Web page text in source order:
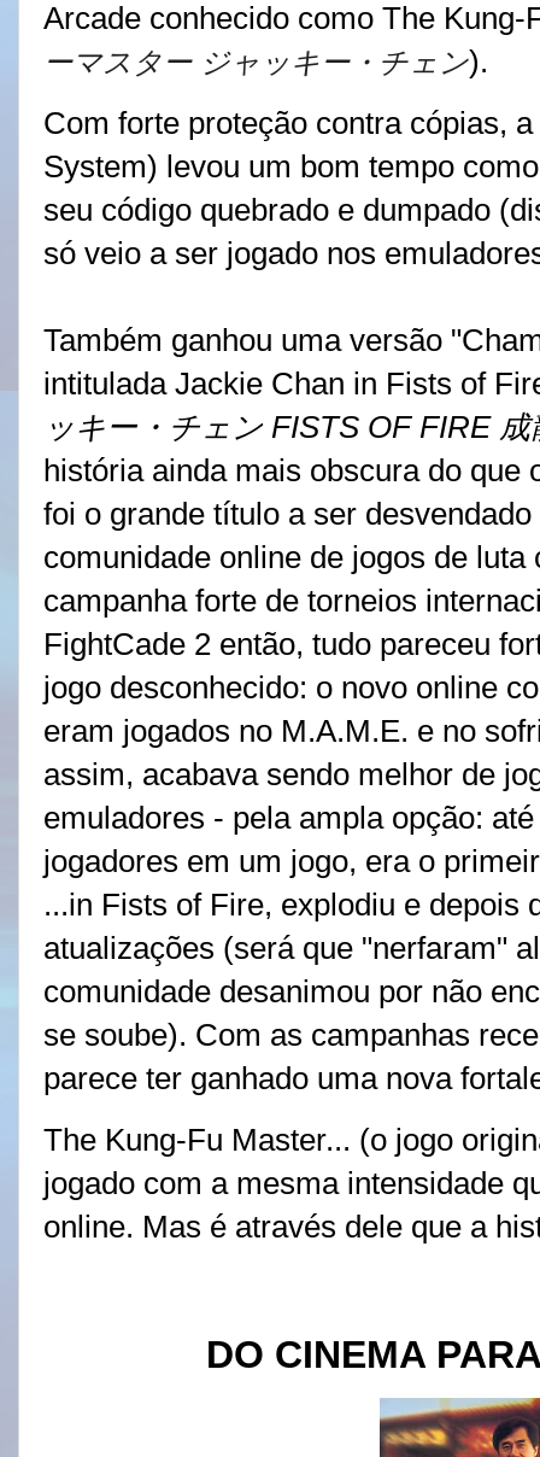
Arcade conhecido como The
ーマスター ジャッキー・チェン).
Com forte proteção contra cópias,
System) levou um bom tempo
seu código quebrado e dumpado
só veio a ser jogado nos
Também ganhou uma versão
intitulada Jackie Chan in Fists of
ッキー・チェン FISTS OF FIRE 成
história ainda mais obscura do que
foi o grande título a ser
comunidade online de jogos de
campanha forte de torneios
FightCade 2 então, tudo pareceu
jogo desconhecido: o novo online
eram jogados no M.A.M.E. e no
assim, acabava sendo melhor de
emuladores - pela ampla opção:
jogadores em um jogo, era o
...in Fists of Fire, explodiu e depois
atualizações (será que "nerfaram"
comunidade desanimou por não
se soube). Com as campanhas
parece ter ganhado uma nova
The Kung-Fu Master... (o jogo
jogado com a mesma intensidade
online. Mas é através dele que a
DO CINEMA